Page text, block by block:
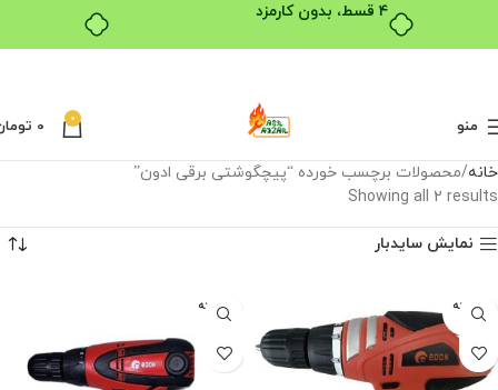
۴ قسط، بدون کارمزد
منو 0
0
خانه محصولات برچسب خورده “پیچگوشتی برقی ادون”
Showing all 2 results
نمایش سایدبار
فروخته
شده
فروخته
شده